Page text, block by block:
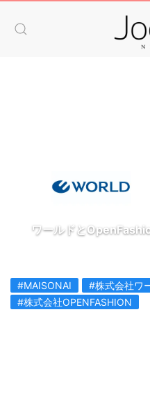
ワールドと
#MAISONAI
#株式会社ワ
#株式会社OPENFASHION